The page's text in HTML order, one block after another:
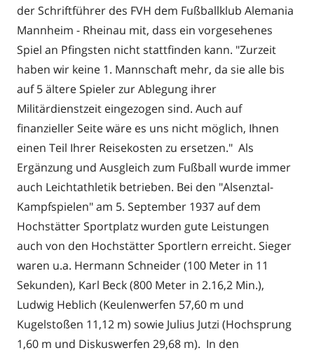
der Schriftführer des FVH dem Fußballklub Alemania
Mannheim - Rheinau mit, dass ein vorgesehenes
Spiel an Pfingsten nicht stattfinden kann. "Zurzeit
haben wir keine 1. Mannschaft mehr, da sie alle bis
auf 5 ältere Spieler zur Ablegung ihrer
Militärdienstzeit eingezogen sind. Auch auf
finanzieller Seite wäre es uns nicht möglich, Ihnen
einen Teil Ihrer Reisekosten zu ersetzen." Als
Ergänzung und Ausgleich zum Fußball wurde immer
auch Leichtathletik betrieben. Bei den "Alsenztal-
Kampfspielen" am 5. September 1937 auf dem
Hochstätter Sportplatz wurden gute Leistungen
auch von den Hochstätter Sportlern erreicht. Sieger
waren u.a. Hermann Schneider (100 Meter in 11
Sekunden), Karl Beck (800 Meter in 2.16,2 Min.),
Ludwig Heblich (Keulenwerfen 57,60 m und
Kugelstoßen 11,12 m) sowie Julius Jutzi (Hochsprung
1,60 m und Diskuswerfen 29,68 m). In den